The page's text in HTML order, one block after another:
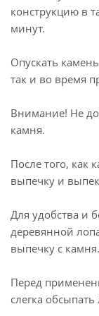
конструкцию в
минут.
Опускать
так и во время
Внимание! Не
камня.
После того, как
выпечку и
Для удобства и
деревянной
выпечку с камня.
Перед
слегка